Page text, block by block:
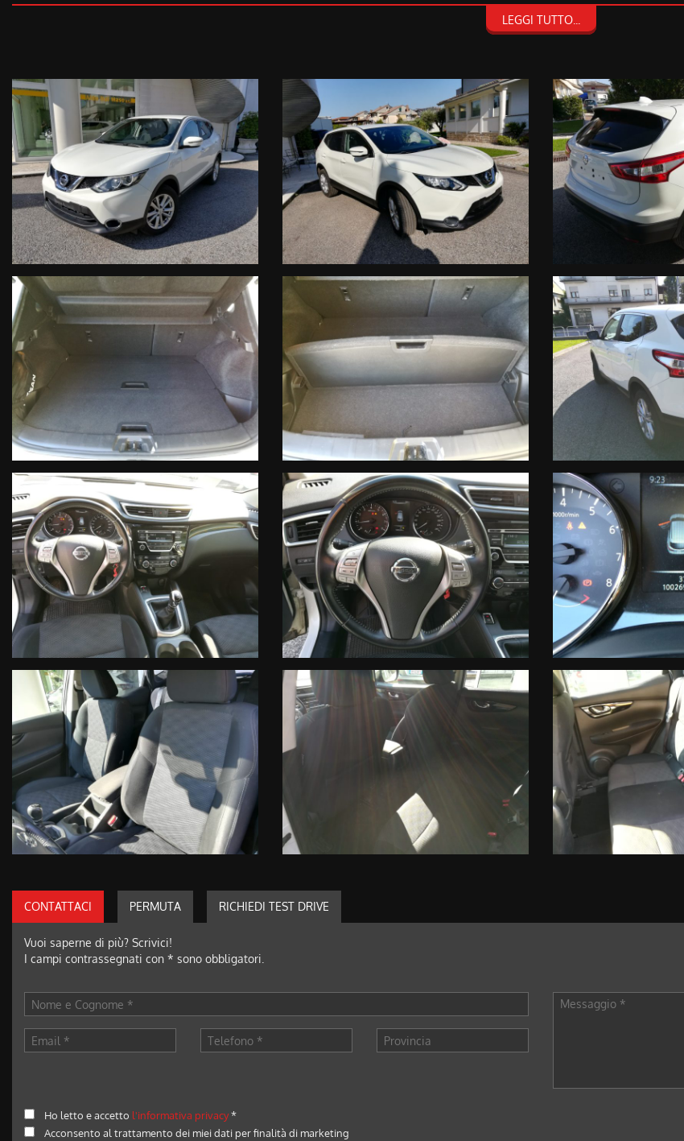
TRA I VEICOLI PRESENTI POTREBBE ESSERCI QUELLO CHE HAI SEMPRE DESIDERATO!
FACCIAMO PRESENTE, CHE AL FINE DI EVITARE SPIACEVOLI INCONVENIENTI, E' SEMPRE BENE ACCERTARSI
ANNUNCI. GRAZIE.
PER CONOSCERE E RIMANERE AL PASSO CON TUTTE LE NOSTRE OFFERTE SU VEICOLI USATI E NUOVI VISITATE IL NOSTRO
WWW.AUTODALMASO.IT
LEGGI TUTTO...
CONTATTACI PERMUTA RICHIEDI TEST DRIVE
Vuoi saperne di più? Scrivici!
I campi contrassegnati con * sono obbligatori.
Ho letto e accetto l'informativa privacy*
Acconsento al trattamento dei miei dati per finalità di marketing